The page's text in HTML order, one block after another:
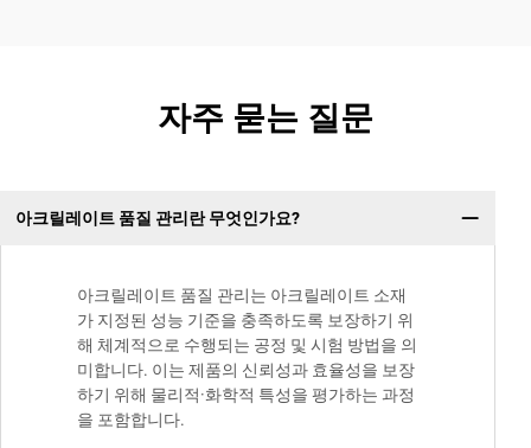
자주 묻는 질문
아크릴레이트 품질 관리란 무엇인가요?
아크릴레이트 품질 관리는 아크릴레이트 소재
가 지정된 성능 기준을 충족하도록 보장하기 위
해 체계적으로 수행되는 공정 및 시험 방법을 의
미합니다. 이는 제품의 신뢰성과 효율성을 보장
하기 위해 물리적·화학적 특성을 평가하는 과정
을 포함합니다.